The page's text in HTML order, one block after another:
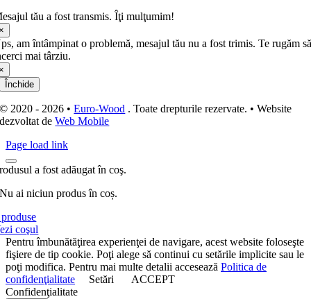
tău a fost transmis. Îţi mulţumim!
am întâmpinat o problemă, mesajul tău nu a fost trimis. Te rugăm
mai târziu.
Închide
© 2020 - 2026 •Euro-Wood . Toate drepturile rezervate. • Website
dezvoltat deWeb Mobile
Page load link
a fost adăugat în coş.
Nu ai niciun produs în coș.
coşul
Pentru îmbunătăţirea experienţei de navigare, acest website foloseşte
fişiere de tip cookie. Poţi alege să continui cu setările implicite sau le
poţi modifica. Pentru mai multe detalii accesează Politica de
confidenţialitate
Setări
ACCEPT
Confidenţialitate